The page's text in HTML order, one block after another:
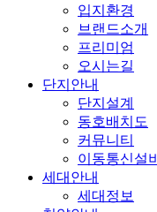
입지환경
브랜드소개
프리미엄
오시는길
단지안내
단지설계
동호배치도
커뮤니티
이동통신설비
세대안내
세대정보